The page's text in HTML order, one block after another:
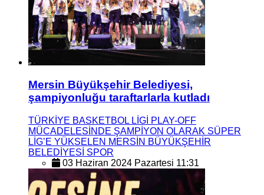
Mersin Büyükşehir Belediyesi,
şampiyonluğu taraftarlarla kutladı
TÜRKİYE BASKETBOL LİGİ PLAY-OFF
MÜCADELESİNDE ŞAMPİYON OLARAK SÜPER
LİG’E YÜKSELEN MERSİN BÜYÜKŞEHİR
BELEDİYESİ SPOR
03 Haziran 2024 Pazartesi 11:31